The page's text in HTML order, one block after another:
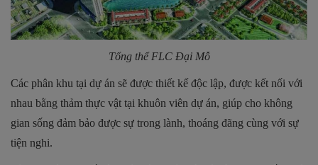
Tổng thể FLC Đại Mỗ
Các phân khu tại dự án sẽ được thiết kế độc lập, được kết nối với
nhau bằng thảm thực vật tại khuôn viên dự án, giúp cho không
gian sống đảm bảo được sự trong lành, thoáng đãng cùng với sự
tiện nghi.